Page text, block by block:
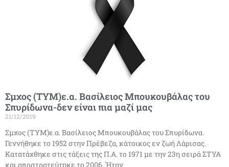
Σμχος (ΤΥΜ)ε.α. Βασίλειος Μπουκουβάλας του
Σπυρίδωνα-δεν είναι πια μαζί μας
21/12/2019
Σμχος (ΤΥΜ)ε.α. Βασίλειος Μπουκουβάλας του Σπυρίδωνα.
Γεννήθηκε το 1952 στην Πρέβεζα, κάτοικος εν ζωή Λάρισας.
Κατατάχθηκε στις τάξεις της Π.Α. το 1971 με την 23η σειρά ΣΤΥΑ
και αποστρατεύτηκε το 2006. Ήταν